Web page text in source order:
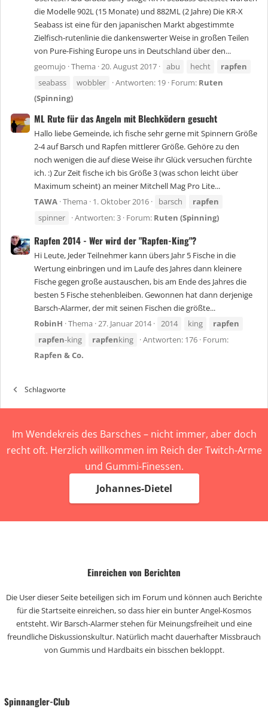
die Modelle 902L (15 Monate) und 882ML (2 Jahre) Die KR-X
Seabass ist eine für den japanischen Markt abgestimmte
Zielfisch-rutenlinie die dankenswerter Weise in großen Teilen
von Pure-Fishing Europe uns in Deutschland über den...
geomujo Thema 20. August 2017 abu hecht
rapfen
seabass
wobbler Antworten: 19 Forum: Ruten
(Spinning)
ML Rute für das Angeln mit Blechködern gesucht
Hallo liebe Gemeinde, ich fische sehr gerne mit Spinnern Größe
2-4 auf Barsch und Rapfen mittlerer Größe. Gehöre zu den
noch wenigen die auf diese Weise ihr Glück versuchen fürchte
ich. :) Zur Zeit fische ich bis Größe 3 (was schon leicht über
Maximum scheint) an meiner Mitchell Mag Pro Lite...
TAWA Thema 1. Oktober 2016 barsch
rapfen
spinner
Antworten: 3 Forum: Ruten (Spinning)
Rapfen 2014 - Wer wird der "Rapfen-King"?
Hi Leute, Jeder Teilnehmer kann übers Jahr 5 Fische in die
Wertung einbringen und im Laufe des Jahres dann kleinere
Fische gegen große austauschen, bis am Ende des Jahres die
besten 5 Fische stehenbleiben. Gewonnen hat dann derjenige
Barsch-Alarmer, der mit seinen Fischen die größte...
RobinH Thema 27. Januar 2014 2014 king
rapfen
rapfen-king rapfenking Antworten: 176 Forum:
Rapfen & Co.
Schlagworte
Im Wendekreis des Barsches – nicht immer, aber doch
recht oft. Herzlich willkommen im Reich der Twitch-Arme
und Gummi-Finessen.
Johannes-Dietel
Einreichen von Berichten
Die User dieser Seite beteiligen sich im Forum und können auch Berichte
für die Startseite einreichen, so dass hier ein bunter Angel-Kosmos
entsteht. Wir Barsch-Alarmer stehen für Meinungsfreiheit und eine
freundliche Diskussionskultur. Natürlich macht dauerhafter Missbrauch
von Gummis und Hardbaits ein bisschen bekloppt.
Spinnangler-Club